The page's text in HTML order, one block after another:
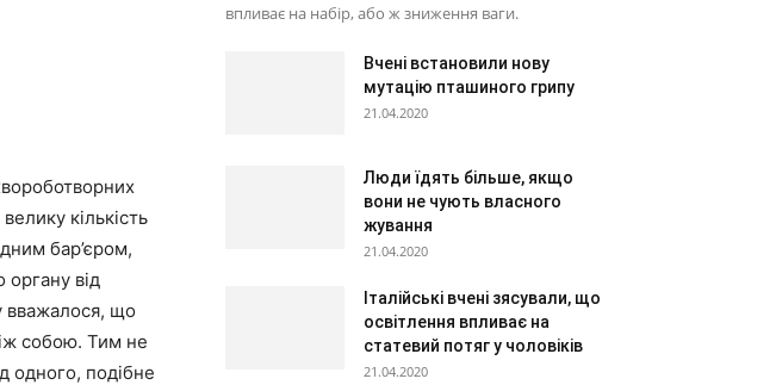
кількість
бар’єром,
від
вважалося, що
собою. Тим не
одного, подібне
впливає на набір, або ж зниження ваги.
Вчені встановили нову
мутацію пташиного грипу
21.04.2020
Люди їдять більше, якщо
вони не чують власного
жування
21.04.2020
Італійські вчені зясували, що
освітлення впливає на
статевий потяг у чоловіків
21.04.2020